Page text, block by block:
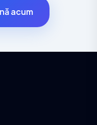
acum